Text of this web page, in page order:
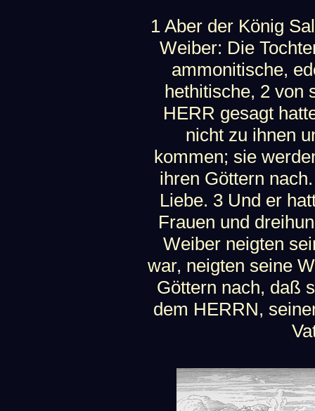
1 Aber der König
Weiber: Die
ammonitische,
hethitische, 2 von
HERR gesagt
nicht zu ihnen
kommen; sie
ihren Göttern
Liebe. 3 Und er
Frauen und
Weiber neigten
war, neigten seine
Göttern nach, daß
dem HERRN,